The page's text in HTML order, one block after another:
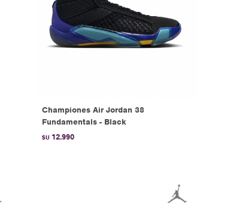
Championes Air Jordan 38
Fundamentals - Black
$U 12.990